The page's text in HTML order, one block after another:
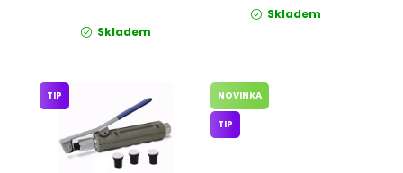
Skladem
Skladem
TIP NOVINKA
TIP